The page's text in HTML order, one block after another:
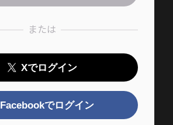
または
Xでログイン
Facebookでログイン